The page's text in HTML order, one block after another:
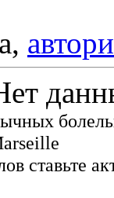
ставьте